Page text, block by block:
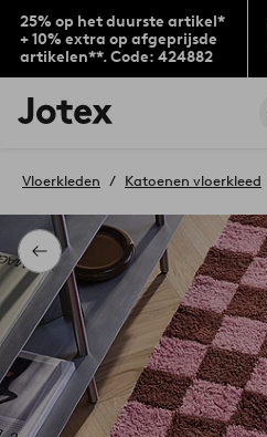
25% op het duurste artikel*
+ 10% extra op afgeprijsde
artikelen**. Code: 424882
Jotex
logo
to
home
page
Terug
Vloerkleden Katoenen vloerkleed